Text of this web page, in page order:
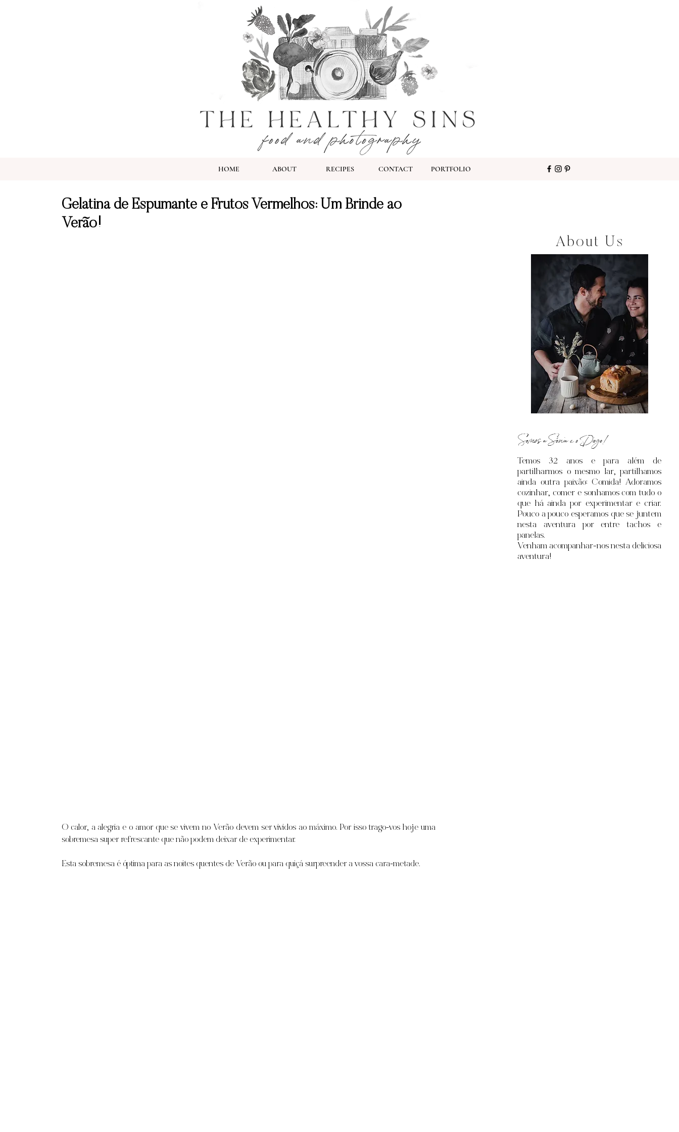
HOME ABOUT RECIPES CONTACT PORTFOLIO
About Us
Somos a Sónia e o Diogo!
Temos 32anos e para além de
partilharmos o mesmo lar, partilhamos
ainda outra paixão: Comida! Adoramos
cozinhar, comer e sonhamos com tudo o
que há ainda por experimentar e criar.
Pouco a pouco esperamos que se juntem
nesta aventura por entre tachos e
panelas.
Venham acompanhar-nos nesta deliciosa
aventura!
Gelatina de Espumante e Frutos Vermelhos: Um Brinde ao
Verão!
O calor, a alegria e o amor que se vivem no Verão devem ser vividos ao máximo. Por isso trago-vos hoje uma
sobremesa super refrescante que não podem deixar de experimentar.
Esta sobremesa é óptima para as noites quentes de Verão ou para quiçá surpreender a vossa cara-metade.